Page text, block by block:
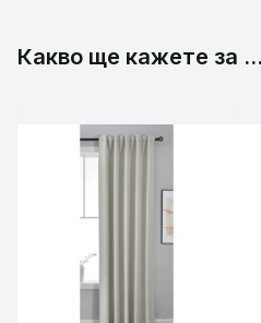
Какво ще кажете за